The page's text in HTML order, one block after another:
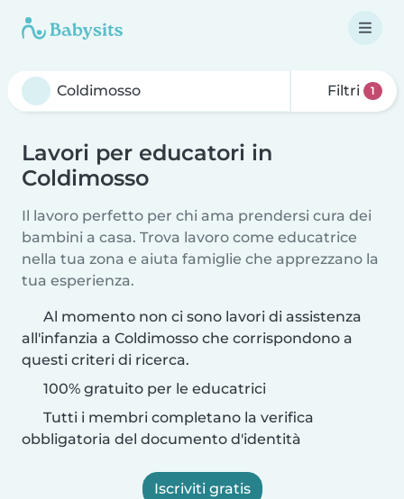
Filtri 1
Lavori per educatori in
Coldimosso
Il lavoro perfetto per chi ama prendersi cura dei
bambini a casa. Trova lavoro come educatrice
nella tua zona e aiuta famiglie che apprezzano la
tua esperienza.
Al momento non ci sono lavori di assistenza
all'infanzia a Coldimosso che corrispondono a
questi criteri di ricerca.
100% gratuito per le educatrici
Tutti i membri completano la verifica
obbligatoria del documento d'identità
Iscriviti gratis